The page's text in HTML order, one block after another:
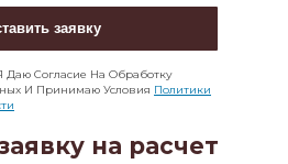
заявку
Согласие На Обработку
И Принимаю Условия Политики
на расчет